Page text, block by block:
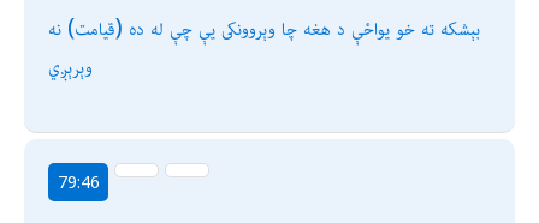
بېشكه ته خو يواځې د هغه چا وېروونكى يې چې له ده (قیامت) نه
وېرېږي
79:46